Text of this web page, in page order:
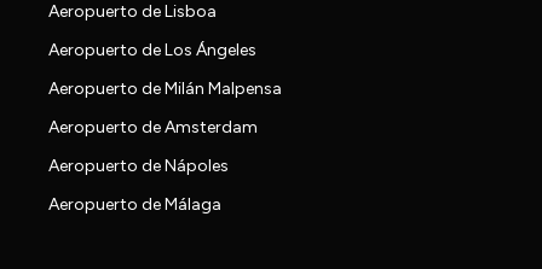
Aeropuerto de Lisboa
Aeropuerto de Los Ángeles
Aeropuerto de Milán Malpensa
Aeropuerto de Amsterdam
Aeropuerto de Nápoles
Aeropuerto de Málaga